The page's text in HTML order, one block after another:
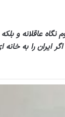
عاقلانه و
را به خانه